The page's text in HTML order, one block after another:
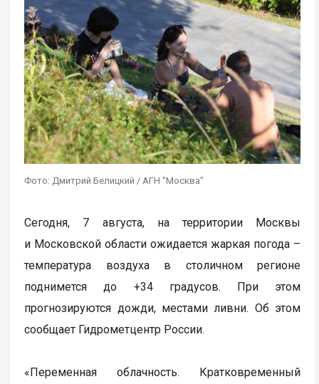
Фото: Дмитрий Белицкий / АГН "Москва"
Сегодня, 7 августа, на территории Москвы
и Московской области ожидается жаркая погода –
температура воздуха в столичном регионе
поднимется до +34 градусов. При этом
прогнозируются дожди, местами ливни. Об этом
сообщает Гидрометцентр России.
«Переменная облачность. Кратковременный